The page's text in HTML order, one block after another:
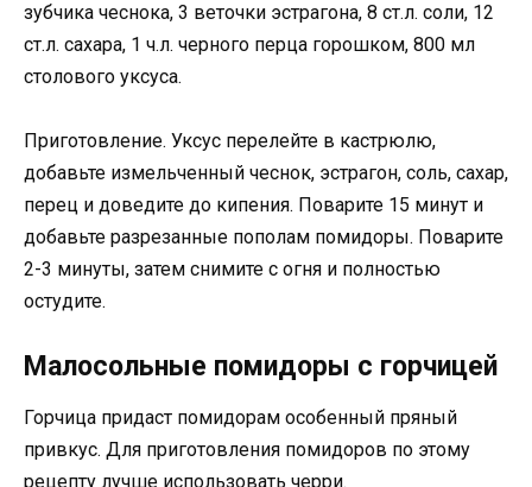
зубчика чеснока, 3 веточки эстрагона, 8 ст.л. соли, 12
ст.л. сахара, 1 ч.л. черного перца горошком, 800 мл
столового уксуса.
Приготовление. Уксус перелейте в кастрюлю,
добавьте измельченный чеснок, эстрагон, соль, сахар,
перец и доведите до кипения. Поварите 15 минут и
добавьте разрезанные пополам помидоры. Поварите
2-3 минуты, затем снимите с огня и полностью
остудите.
Малосольные помидоры с горчицей
Горчица придаст помидорам особенный пряный
привкус. Для приготовления помидоров по этому
рецепту лучше использовать черри.